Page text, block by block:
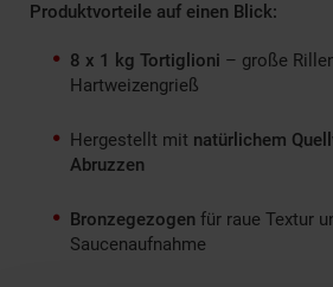
Produktvorteile auf einen Blick:
8 x 1 kg Tortiglioni – große
Hartweizengrieß
Hergestellt mit natürlichem
Abruzzen
Bronzegezogen für raue Textur
Saucenaufnahme